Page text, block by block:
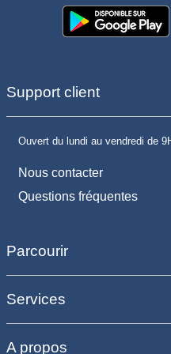
Support client
Ouvert du lundi au vendredi de
Nous contacter
Questions fréquentes
Parcourir
Services
A propos